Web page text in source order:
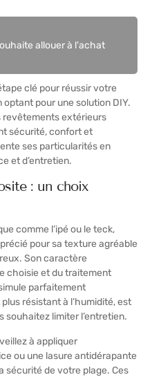
allouer à l'achat
clé pour réussir votre
pour une solution DIY.
revêtements extérieurs
sécurité, confort et
ses particularités en
et d’entretien.
: un choix
comme l’ipé ou le teck,
pour sa texture agréable
Son caractère
choisie et du traitement
parfaitement
résistant à l’humidité, est
limiter l’entretien.
à appliquer
ou une lasure antidérapante
sécurité de votre plage. Ces